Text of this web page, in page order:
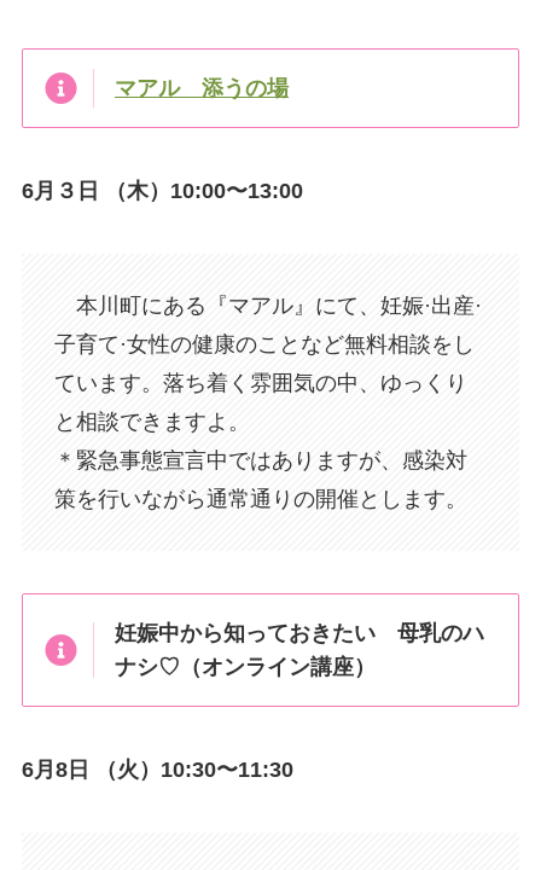
マアル 添うの場
6月３日 （木）10:00〜13:00
本川町にある『マアル』にて、妊娠·出産·
子育て·女性の健康のことなど無料相談をし
ています。落ち着く雰囲気の中、ゆっくり
と相談できますよ。
＊緊急事態宣言中ではありますが、感染対
策を行いながら通常通りの開催とします。
妊娠中から知っておきたい 母乳のハ
ナシ♡（オンライン講座）
6月8日 （火）10:30〜11:30